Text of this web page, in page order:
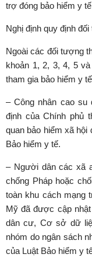
trợ đóng bảo hiểm y
Nghị định quy định
Ngoài các đối tượng
khoản 1, 2, 3, 4, 5
tham gia bảo hiểm y
– Công nhân cao su
định của Chính phủ
quan bảo hiểm xã hội
Bảo hiểm y tế.
– Người dân các xã
chống Pháp hoặc
toàn khu cách mạng
Mỹ đã được cập
dân cư, Cơ sở dữ
nhóm do ngân sách
của Luật Bảo hiểm y